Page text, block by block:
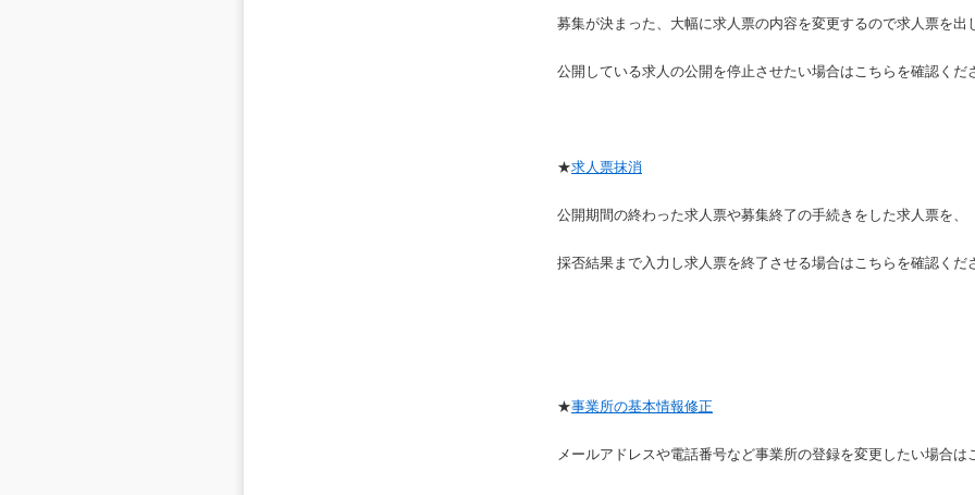
募集が決まった、大幅に求人票の内容を変更するので求人票を出
公開している求人の公開を停止させたい場合はこちらを確認くだ
★求人票抹消
公開期間の終わった求人票や募集終了の手続きをした求人票を、
採否結果まで入力し求人票を終了させる場合はこちらを確認くだ
★事業所の基本情報修正
メールアドレスや電話番号など事業所の登録を変更したい場合は